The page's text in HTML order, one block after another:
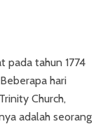
pada tahun 1774
hari
Church,
adalah seorang